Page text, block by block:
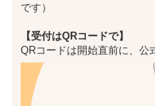
です）
【受付はQRコードで】
QRコードは開始直前に、公